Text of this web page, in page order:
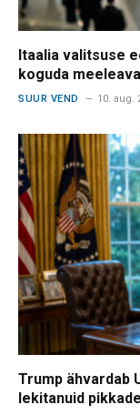
Itaalia valitsuse
koguda
SUUR VEND 10. aug.
Trump ähvardab
lekitanuid